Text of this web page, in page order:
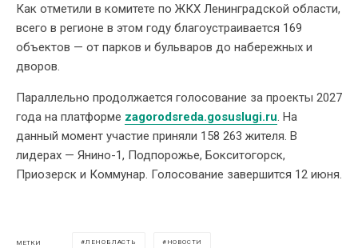
Как отметили в комитете по ЖКХ Ленинградской области,
всего в регионе в этом году благоустраивается 169
объектов — от парков и бульваров до набережных и
дворов.
Параллельно продолжается голосование за проекты 2027
года на платформе zagorodsreda.gosuslugi.ru. На
данный момент участие приняли 158 263 жителя. В
лидерах — Янино-1, Подпорожье, Бокситогорск,
Приозерск и Коммунар. Голосование завершится 12 июня.
МЕТКИ ЛЕНОБЛАСТЬ НОВОСТИ